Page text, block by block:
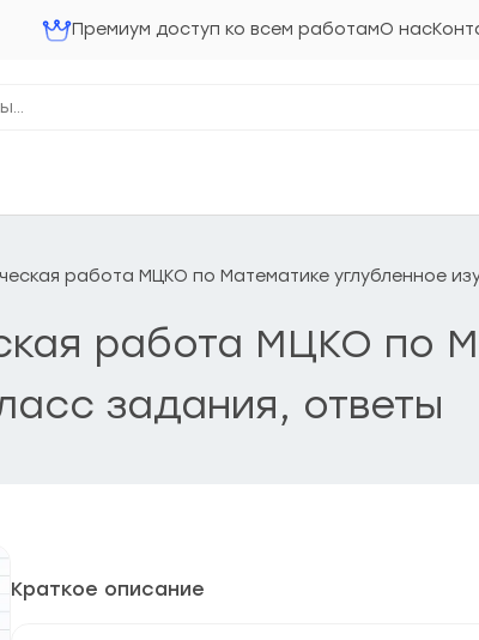
Премиум доступ ко всем работамО нас
работа МЦКО по Математике углубленное
работа МЦКО по
задания, ответы
Краткое описание